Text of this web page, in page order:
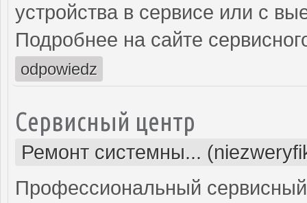
устройства в сервисе или с
Подробнее на сайте
odpowiedz
Сервисный центр
Ремонт системны...
Профессиональный